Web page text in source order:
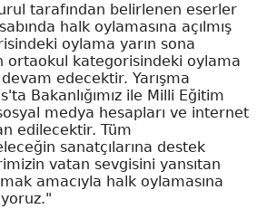
tarafından belirlenen eserler
halk oylamasına açılmış
oylama yarın sona
ortaokul kategorisindeki oylama
edecektir. Yarışma
Bakanlığımız ile Milli Eğitim
medya hesapları ve internet
edilecektir. Tüm
sanatçılarına destek
vatan sevgisini yansıtan
amacıyla halk oylamasına